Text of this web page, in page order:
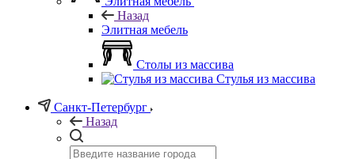
Назад
Элитная мебель
Столы из массива
Стулья из массива
Санкт-Петербург
Назад